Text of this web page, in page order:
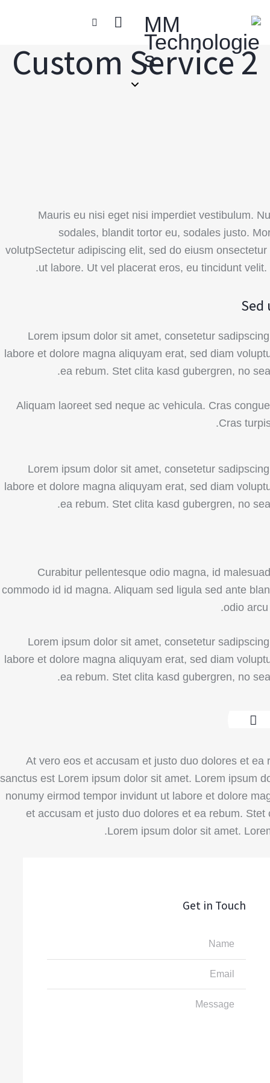
Custom Service 2
Mauris eu nisi eget nisi imperdiet vestibulum.
sodales, blandit tortor eu, sodales justo.
volutpSectetur adipiscing elit, sed do eiusm
ut labore. Ut vel placerat eros, eu tincidunt
Lorem ipsum dolor sit amet, consetetur
labore et dolore magna aliquyam erat, sed diam
ea rebum. Stet clita kasd gubergren, no
Aliquam laoreet sed neque ac vehicula. Cras
Cras
Lorem ipsum dolor sit amet, consetetur
labore et dolore magna aliquyam erat, sed diam
ea rebum. Stet clita kasd gubergren, no
Curabitur pellentesque odio magna, id
commodo id id magna. Aliquam sed ligula sed ante
odio
Lorem ipsum dolor sit amet, consetetur
labore et dolore magna aliquyam erat, sed diam
ea rebum. Stet clita kasd gubergren, no
At vero eos et accusam et justo duo dolores et
sanctus est Lorem ipsum dolor sit amet. Lorem ipsum
nonumy eirmod tempor invidunt ut labore et dolore
et accusam et justo duo dolores et ea rebum.
Lorem ipsum dolor sit amet.
Get in Touch